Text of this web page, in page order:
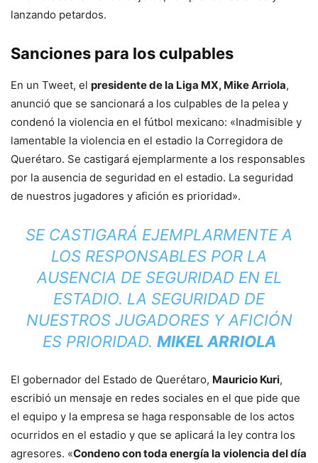
lanzando petardos.
Sanciones para los culpables
En un Tweet, el presidente de la Liga MX, Mike Arriola,
anunció que se sancionará a los culpables de la pelea y
condenó la violencia en el fútbol mexicano: «Inadmisible y
lamentable la violencia en el estadio la Corregidora de
Querétaro. Se castigará ejemplarmente a los responsables
por la ausencia de seguridad en el estadio. La seguridad
de nuestros jugadores y afición es prioridad».
SE CASTIGARÁ EJEMPLARMENTE A
LOS RESPONSABLES POR LA
AUSENCIA DE SEGURIDAD EN EL
ESTADIO. LA SEGURIDAD DE
NUESTROS JUGADORES Y AFICIÓN
ES PRIORIDAD. MIKEL ARRIOLA
El gobernador del Estado de Querétaro, Mauricio Kuri,
escribió un mensaje en redes sociales en el que pide que
el equipo y la empresa se haga responsable de los actos
ocurridos en el estadio y que se aplicará la ley contra los
agresores. «Condeno con toda energía la violencia del día